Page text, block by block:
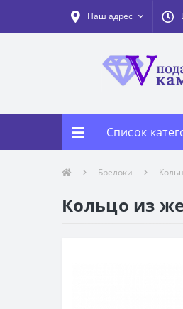
Наш адрес
Список
Брелоки
Кольцо из